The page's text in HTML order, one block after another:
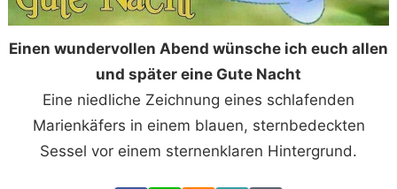
Einen wundervollen Abend wünsche ich euch allen
und später eine Gute Nacht
Eine niedliche Zeichnung eines schlafenden
Marienkäfers in einem blauen, sternbedeckten
Sessel vor einem sternenklaren Hintergrund.